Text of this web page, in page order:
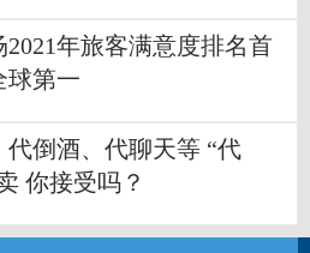
2021年旅客满意度排名首
球第一
代倒酒、代聊天等 “代
你接受吗？